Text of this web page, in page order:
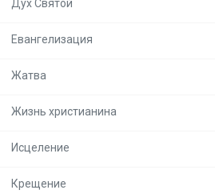
Дух Святой
Евангелизация
Жатва
Жизнь христианина
Исцеление
Крещение